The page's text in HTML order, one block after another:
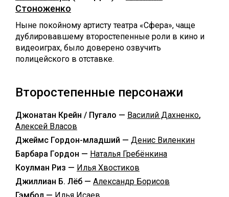
Стоноженко
Ныне покойному артисту театра «Сфера», чаще
дублировавшему второстепенные роли в кино и
видеоиграх, было доверено озвучить
полицейского в отставке.
Второстепенные персонажи
Джонатан Крейн / Пугало — Василий Дахненко,
Алексей Власов
Джеймс Гордон-младший — Денис Виленкин
Барбара Гордон — Наталья Гребёнкина
Коулман Риз — Илья Хвостиков
Джиллиан Б. Лёб — Александр Борисов